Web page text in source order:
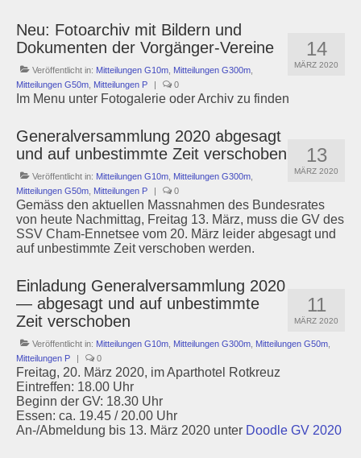
14
MÄRZ 2020
Neu: Fotoarchiv mit Bildern und
Dokumenten der Vorgänger-Vereine
Veröffentlicht in: Mitteilungen G10m Mitteilungen G300m
Mitteilungen G50m Mitteilungen P | 0
Im Menu unter Fotogalerie oder Archiv zu finden
13
MÄRZ 2020
Generalversammlung 2020 abgesagt
und auf unbestimmte Zeit verschoben
Veröffentlicht in: Mitteilungen G10m Mitteilungen G300m
Mitteilungen G50m Mitteilungen P | 0
Gemäss den aktuellen Massnahmen des Bundesrates
von heute Nachmittag, Freitag 13. März, muss die GV des
SSV Cham-Ennetsee vom 20. März leider abgesagt und
auf unbestimmte Zeit verschoben werden.
11
MÄRZ 2020
Einladung Generalversammlung 2020
— abgesagt und auf unbestimmte
Zeit verschoben
Veröffentlicht in: Mitteilungen G10m Mitteilungen G300m Mitteilungen G50m
Mitteilungen P
| 0
Freitag, 20. März 2020, im Aparthotel Rotkreuz
Eintreffen: 18.00 Uhr
Beginn der GV: 18.30 Uhr
Essen: ca. 19.45 / 20.00 Uhr
An-/Abmeldung bis 13. März 2020 unter Doodle GV 2020